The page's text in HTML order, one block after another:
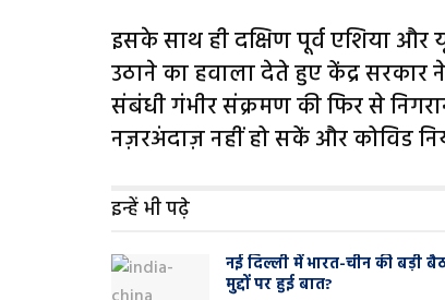
इसके साथ ही दक्षिण पूर्व एशिया और
उठाने का हवाला देते हुए केंद्र सरकार
संबंधी गंभीर संक्रमण की फिर से
नज़रअंदाज़ नहीं हो सकें और कोविड
इन्हें भी पढ़े
नई दिल्ली में भारत-चीन की बड़ी
मुद्दों पर हुई बात?